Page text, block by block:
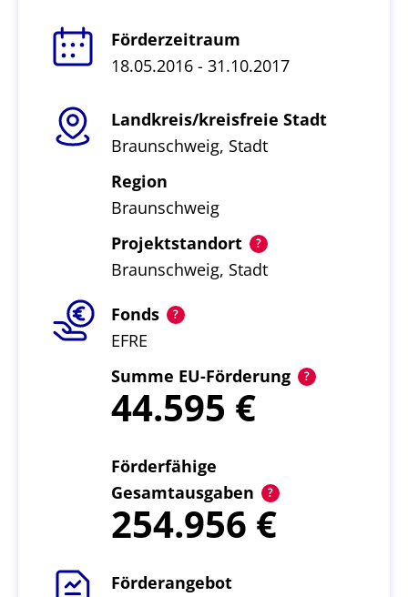
Förderzeitraum
18.05.2016 - 31.10.2017
Landkreis/kreisfreie Stadt
Braunschweig, Stadt
Region
Braunschweig
Projektstandort
Braunschweig, Stadt
Fonds
EFRE
Summe EU-Förderung
44.595
Förderfähige
Gesamtausgaben
254.956
Förderangebot